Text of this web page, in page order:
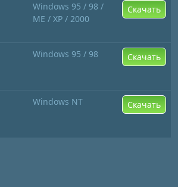
Windows 95 / 98 /
ME / XP / 2000
Скачать
Windows 95 / 98 Скачать
Windows NT Скачать